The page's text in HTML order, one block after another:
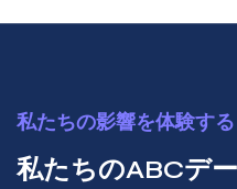
私たちの影響を体験する
私たちのABCデ